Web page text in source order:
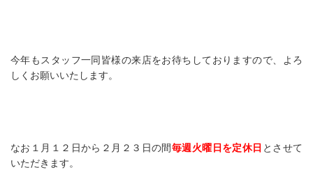
今年もスタッフ一同皆様の来店をお待ちしておりますので、よろ
しくお願いいたします。
なお１月１２日から２月２３日の間毎週火曜日を定休日 とさせて
いただきます。